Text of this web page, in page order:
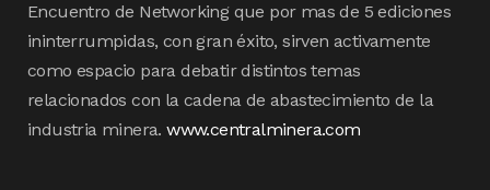
Encuentro de Networking que por mas de 5 ediciones
ininterrumpidas, con gran éxito, sirven activamente
como espacio para debatir distintos temas
relacionados con la cadena de abastecimiento de la
industria minera.www.centralminera.com